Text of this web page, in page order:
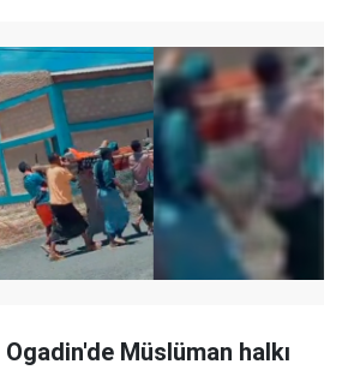
Müslüman halkı